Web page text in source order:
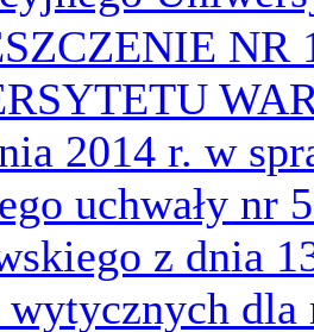
NR
2014 r. w
uchwały nr
z dnia
wytycznych dla